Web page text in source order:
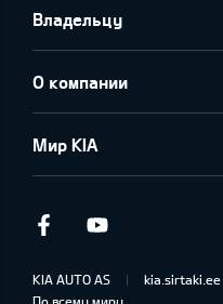
Владельцу
О компании
Мир KIA
Facebook
KIA AUTO AS kia.sirtaki.ee